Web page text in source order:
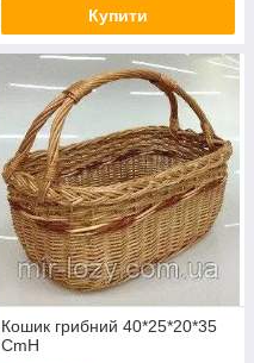
Купити
Кошик грибний 40*25*20*35
CmH